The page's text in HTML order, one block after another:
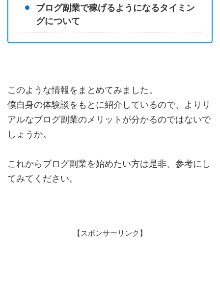
ブログ副業で稼げるようになるタイミン
グについて
このような情報をまとめてみました。
僕自身の体験談をもとに紹介しているので、よりリ
アルなブログ副業のメリットが分かるのではないで
しょうか。
これからブログ副業を始めたい方は是非、参考にし
てみてください。
【スポンサーリンク】